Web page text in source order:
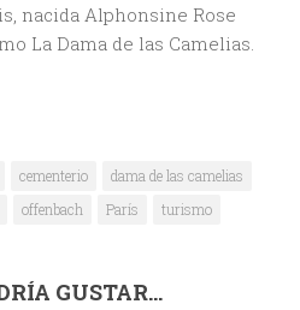
nacida Alphonsine Rose
La Dama de las Camelias.
cementerio
dama de las camelias
offenbach París turismo
GUSTAR...